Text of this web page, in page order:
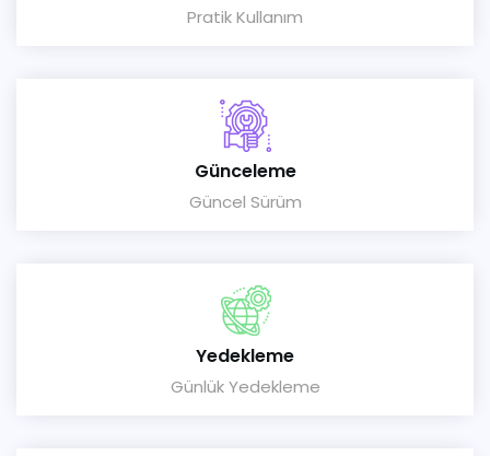
Pratik Kullanım
Günceleme
Güncel Sürüm
Yedekleme
Günlük Yedekleme